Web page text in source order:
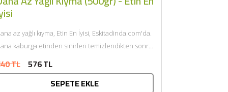
az yağlı kıyma, Etin En İyisi, Eskitadinda.com'da.
kaburga etinden sinirleri temizlendikten sonra
TL 576 TL
SEPETE EKLE